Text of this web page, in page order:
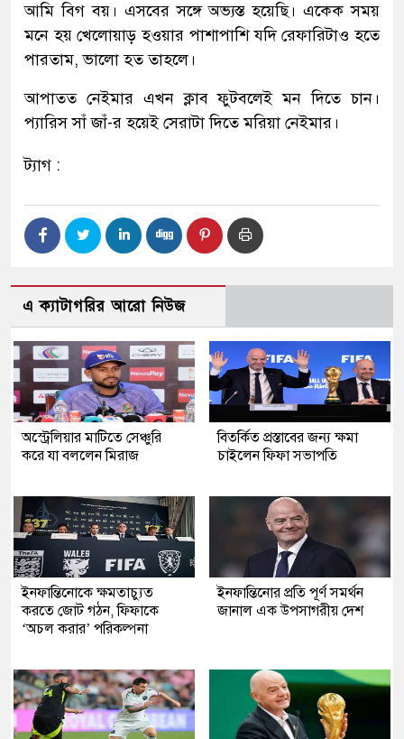
আমি বিগ বয়। এসবের সঙ্গে অভ্যস্ত হয়েছি। একেক সময়
মনে হয় খেলোয়াড় হওয়ার পাশাপাশি যদি রেফারিটাও হতে
পারতাম, ভালো হত তাহলে।
আপাতত নেইমার এখন ক্লাব ফুটবলেই মন দিতে চান।
প্যারিস সাঁ জাঁ-র হয়েই সেরাটা দিতে মরিয়া নেইমার।
ট্যাগ :
এ ক্যাটাগরির আরো নিউজ
অস্ট্রেলিয়ার মাটিতে সেঞ্চুরি
করে যা বললেন মিরাজ
বিতর্কিত প্রস্তাবের জন্য ক্ষমা
চাইলেন ফিফা সভাপতি
ইনফান্তিনোকে ক্ষমতাচ্যুত
করতে জোট গঠন, ফিফাকে
‘অচল করার’ পরিকল্পনা
ইনফান্তিনোর প্রতি পূর্ণ সমর্থন
জানাল এক উপসাগরীয় দেশ